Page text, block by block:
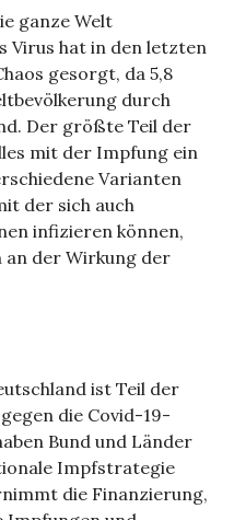
ganze Welt
Virus hat in den letzten
gesorgt, da 5,8
durch
Der größte Teil der
mit der Impfung ein
Varianten
der sich auch
infizieren können,
an der Wirkung der
ist Teil der
die Covid-19-
Bund und Länder
Impfstrategie
die Finanzierung,